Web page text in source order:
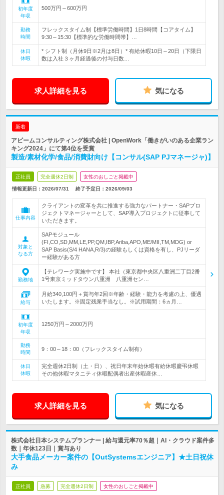
初年度
年収
500万円～600万円
勤務
時間
フレックスタイム制【標準労働時間】1日8時間【コアタイム】
9:30～15:30【標準的な労働時間帯】…
休日
休暇
* シフト制（月休9日※2月は8日）* 有給休暇10日～20日（下限日
数は入社３ヶ月経過後の付与日数…
求人詳細を見る 気になる
新着
アビームコンサルティング株式会社 | OpenWork「働きがいのある企業ラン
キング2024」にて第4位を受賞
製造/素材化学/食品/消費財向け【コンサル(SAP PJマネージャ)】
正社員 完全週休2日制 女性のおしごと掲載中
情報更新日：2026/07/31 終了予定日： 2026/09/03
仕事内容
クライアントの変革を共に推進する強力なパートナー・SAPプロ
ジェクトマネージャーとして、SAP導入プロジェクトに従事して
いただきます。
対象と
なる方
SAPモジュール
(FI,CO,SD,MM,LE,PP,QM,IBP,Ariba,APO,ME/MII,TM,MDG) or
SAP Basis(S/4 HANA,R/3)の経験もしくは資格を有し、PJリーダ
ー経験がある方
勤務地
【テレワーク実施中です】 本社（東京都中央区八重洲二丁目2番
1号東京ミッドタウン八重洲 八重洲セン…
給与
月給340,100円＋賞与年2回※年齢・経験・能力を考慮の上、優遇
いたします。※固定残業手当なし。※試用期間：6ヵ月…
初年度
年収
1250万円～2000万円
勤務
時間
9：00～18：00（フレックスタイム制有）
休日
休暇
完全週休2日制（土・日）、祝日年末年始休暇有給休暇慶弔休暇
その他休暇マタニティ休暇配偶者出産休暇産休…
求人詳細を見る 気になる
株式会社日本システムプランナー | 給与還元率70％超｜AI・クラウド案件多
数｜年休123日｜賞与あり
大手食品メーカー案件の【OutSystemsエンジニア】★土日祝休
み
正社員 急募 完全週休2日制 女性のおしごと掲載中